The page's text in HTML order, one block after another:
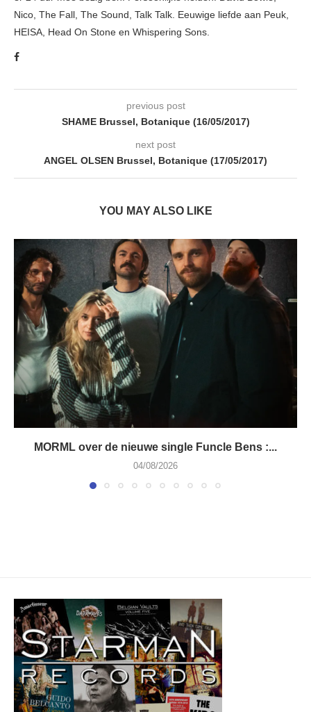
Nico, The Fall, The Sound, Talk Talk. Eeuwige liefde aan Peuk,
HEISA, Head On Stone en Whispering Sons.
previous post
SHAME Brussel, Botanique (16/05/2017)
next post
ANGEL OLSEN Brussel, Botanique (17/05/2017)
YOU MAY ALSO LIKE
MORML over de nieuwe single Funcle Bens :...
04/08/2026